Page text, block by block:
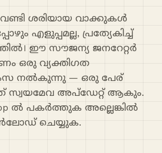
ശരിയായ വാക്കുകൾ
എളുപ്പമല്ല, പ്രത്യേകിച്ച്
ഈ സൗജന്യ ജനറേറ്റർ
ഒരു വ്യക്തിഗത
നൽകുന്നു — ഒരു പേര്
സ്വയമേവ അപ്ഡേറ്റ് ആകും.
ൽ പകർത്തുക അല്ലെങ്കിൽ
ചെയ്യുക.